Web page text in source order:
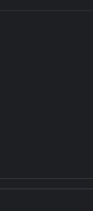
Games?
Connect?
App?